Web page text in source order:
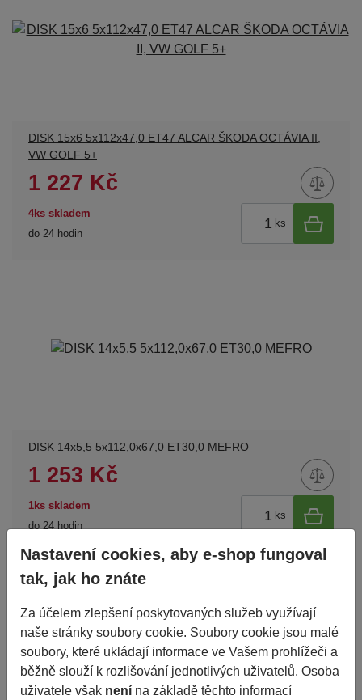
DISK 15x6 5x112x47,0 ET47 ALCAR ŠKODA OCTÁVIA II,
VW GOLF 5+
1 227 Kč
4ks skladem
do 24 hodin
ks
DISK 14x5,5 5x112,0x67,0 ET30,0 MEFRO
1 253 Kč
1ks skladem
do 24 hodin
ks
Nastavení cookies, aby e-shop fungoval
tak, jak ho znáte
Za účelem zlepšení poskytovaných služeb využívají
naše stránky soubory cookie. Soubory cookie jsou malé
soubory, které ukládají informace ve Vašem prohlížeči a
běžně slouží k rozlišování jednotlivých uživatelů. Osoba
uživatele však není na základě těchto informací